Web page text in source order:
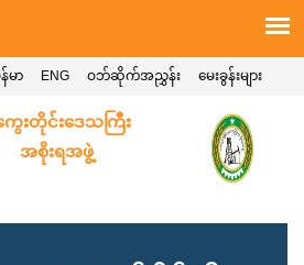
မေးခွန်းများ
ဝဘ်ဆိုက်အညွှန်း
ENG
န်မာ
ေးတိုင်းဒေသကြီး
အစိုးရအဖွဲ့